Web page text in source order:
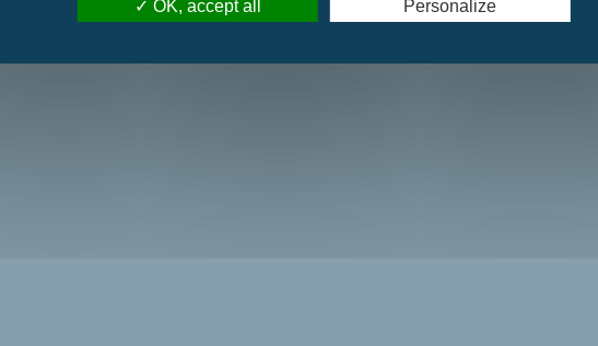
OK, accept all Personalize